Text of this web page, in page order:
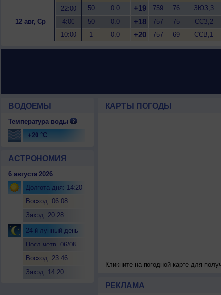
22:00
50 0.0 +19 759 76
ЗЮЗ,3
12 авг, Ср
4:00 50 0.0 +18 757 75
ССЗ,2
10:00
1 0.0 +20 757 69 ССВ,1
ВОДОЕМЫ
Температура воды
+20 °C
АСТРОНОМИЯ
6 августа 2026
Долгота дня: 14:20
Восход: 06:08
Заход: 20:28
24-й лунный день
Посл.четв. 06/08
Восход: 23:46
Заход: 14:20
КАРТЫ ПОГОДЫ
Кликните на погодной карте для
РЕКЛАМА